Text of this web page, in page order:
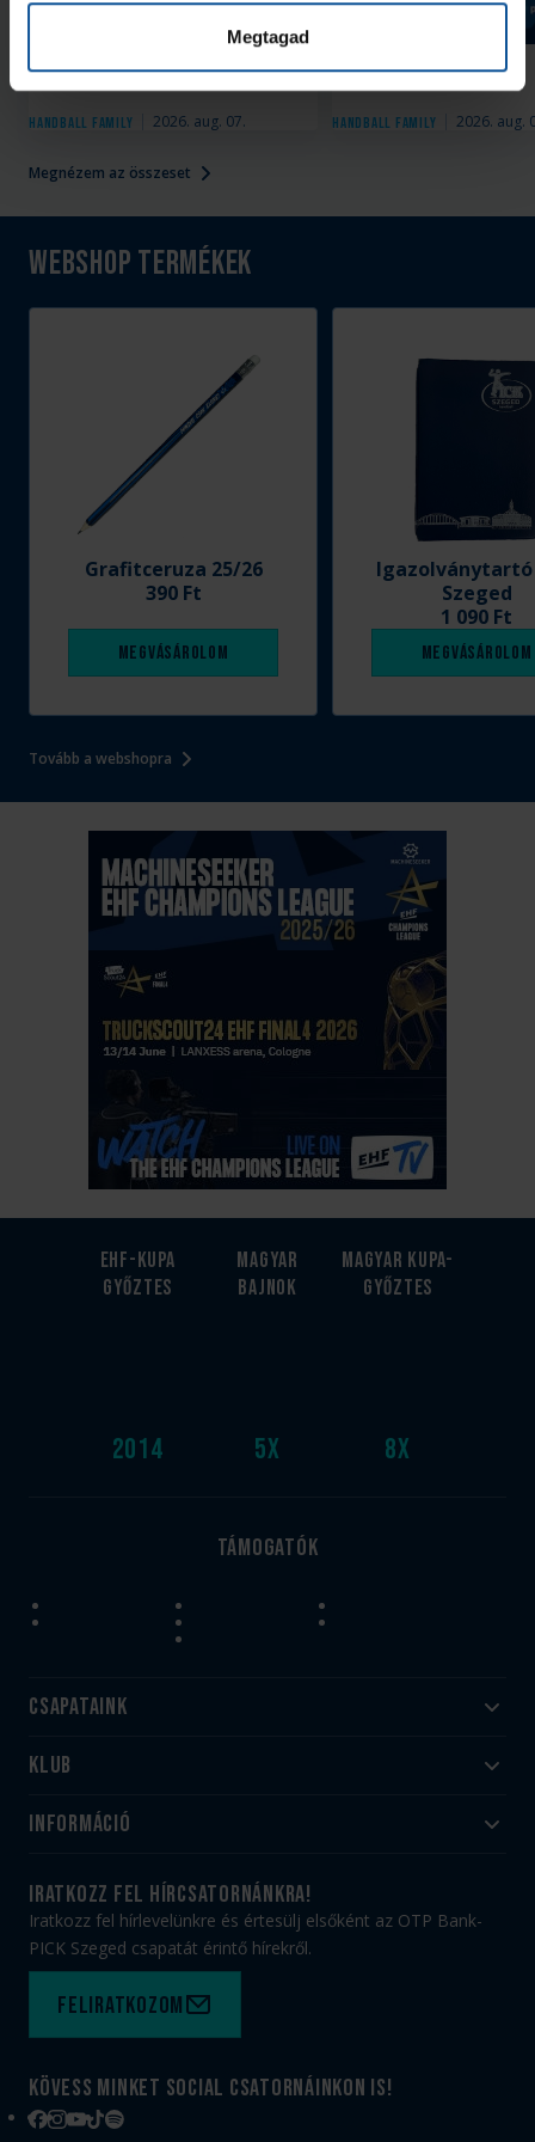
Megtagad
Megnézem az összeset
Galéria
Handball Family 2026. aug. 07.
Hódmezővásárhely
Handball Family 2026. aug.
bérletértékesítés
Webshop termékek
Tovább a webshopra
Grafitceruza 25/26
390 Ft
Megvásárolom
Szeged
1 090 Ft
Megvásárolom
EHF-Kupa
győztes
2014
Magyar
bajnok
5x
Magyar kupa-
győztes
8x
Támogatók
Csapataink
Felnőtt
Utánpótlás
Klub
#HandballFamily
Munkatársaink
PICK Aréna
Sajtóakkreditáció
Információ
Jegy- és bérletvásárlás
Webshop
Adatvédelem
Felhasználási feltételek
Kapcsolat
iratkozz fel hírcsatornánkra!
Iratkozz fel hírlevelünkre és értesülj elsőként az OTP Bank-
PICK Szeged csapatát érintő hírekről.
Feliratkozom
Kövess minket social csatornáinkon is!
Facebook
Instagram
YouTube
TikTokSpotify